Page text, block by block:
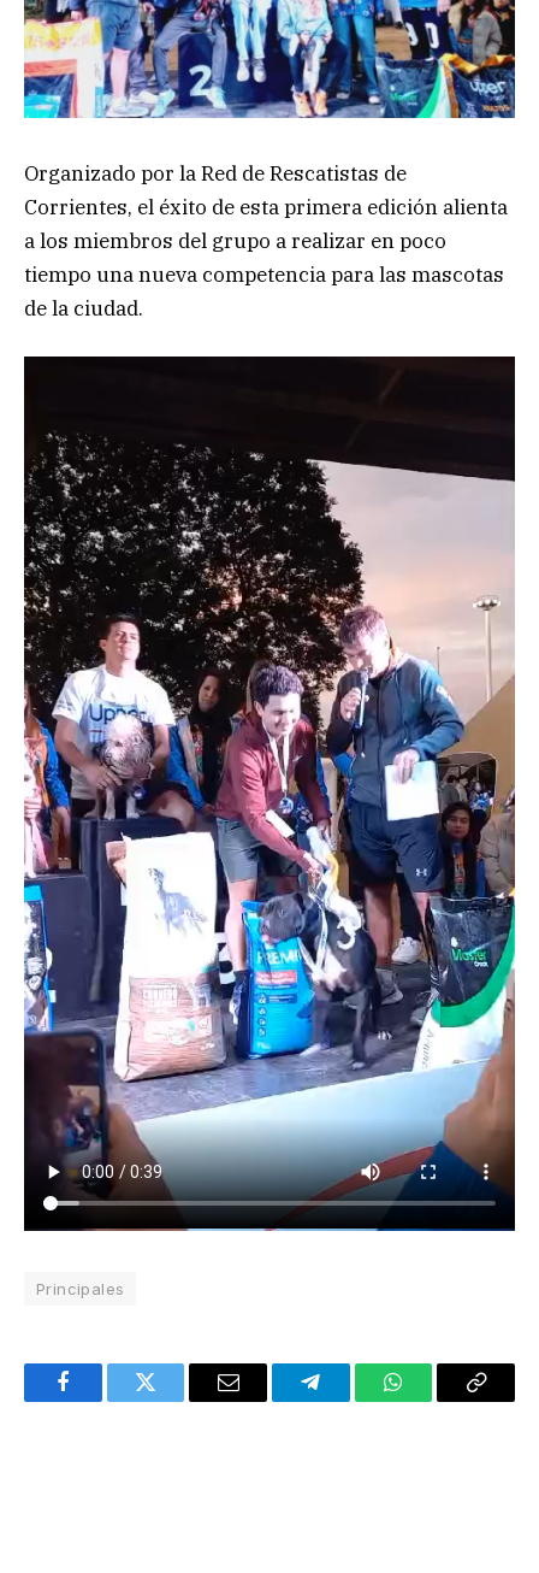
Organizado por la Red de Rescatistas de
Corrientes, el éxito de esta primera edición alienta
a los miembros del grupo a realizar en poco
tiempo una nueva competencia para las mascotas
de la ciudad.
Principales
FacebookTwitter Email TelegramWhatsAppCopy